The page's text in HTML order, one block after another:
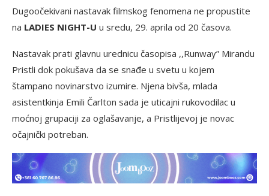
Dugoočekivani nastavak filmskog fenomena ne propustite
na LADIES NIGHT-U u sredu, 29. aprila od 20 časova.
Nastavak prati glavnu urednicu časopisa ,,Runway” Mirandu
Pristli dok pokušava da se snađe u svetu u kojem
štampano novinarstvo izumire. Njena bivša, mlada
asistentkinja Emili Čarlton sada je uticajni rukovodilac u
moćnoj grupaciji za oglašavanje, a Pristlijevoj je novac
očajnički potreban.